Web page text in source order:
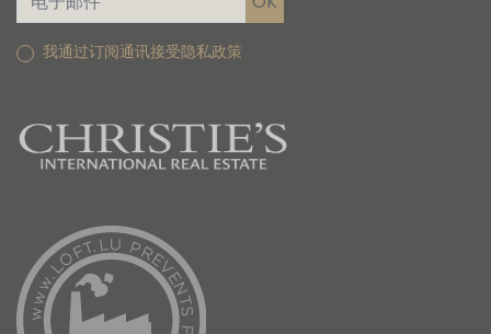
我通过订阅通讯接受隐私政策